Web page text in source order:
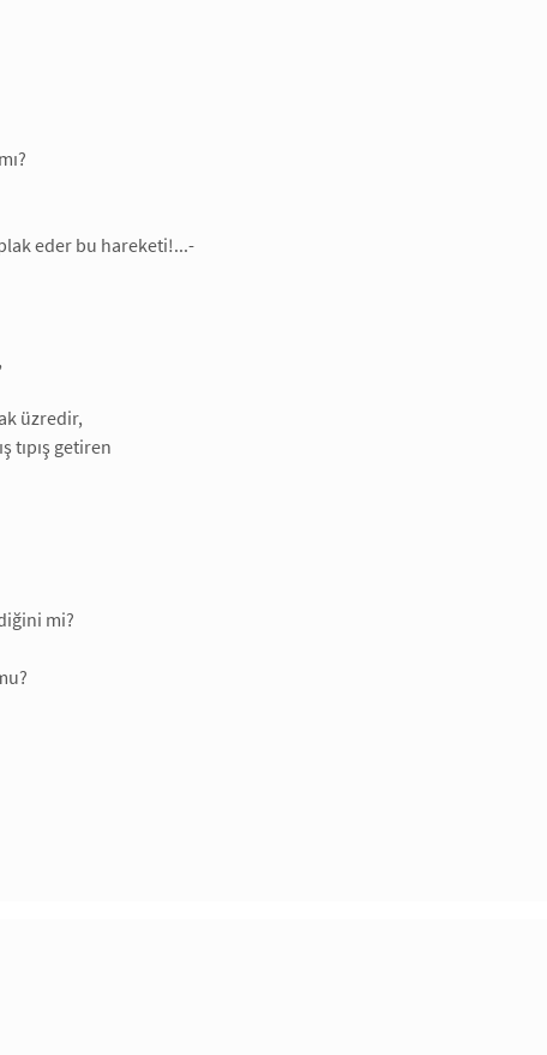
eder bu hareketi!...-
üzredir,
tıpış getiren
mi?